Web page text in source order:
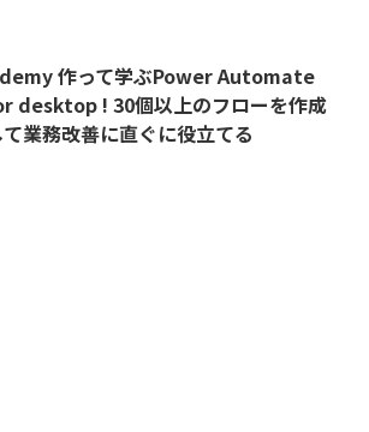
作って学ぶPower Automate
desktop ! 30個以上のフローを作成
て業務改善に直ぐに役立てる